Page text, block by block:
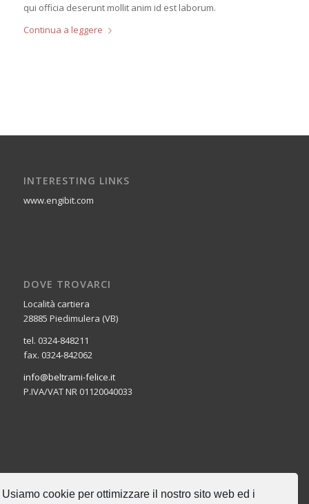
Usiamo cookie per ottimizzare il nostro sito web ed i
qui officia deserunt mollit anim id est laborum.
Continua a leggere
INTERESTING LINKS
www.engibit.com
DOVE TROVARCI
Località cartiera
28885 Piedimulera (VB)
tel. 0324-848211
fax. 0324-842062
info@beltrami-felice.it
P.IVA/VAT NR 01120040033
CERCA NEL SITO